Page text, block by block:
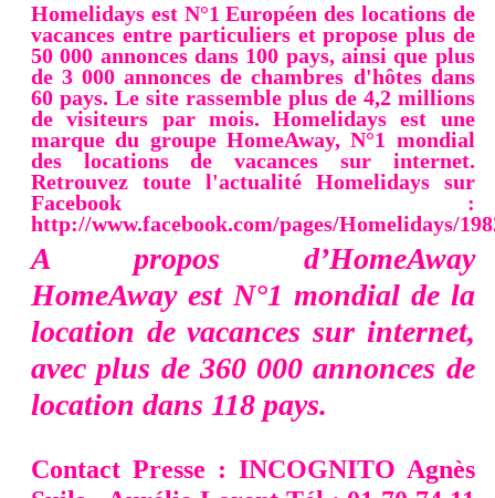
Homelidays est N°1 Européen des locations de
vacances entre particuliers et propose plus de
50 000 annonces dans 100 pays, ainsi que plus
de 3 000 annonces de chambres d'hôtes dans
60 pays. Le site rassemble plus de 4,2 millions
de visiteurs par mois. Homelidays est une
marque du groupe HomeAway, N°1 mondial
des locations de vacances sur internet.
Retrouvez toute l'actualité Homelidays sur
Facebook :
http://www.facebook.com/pages/Homelidays/
A propos d’HomeAway
HomeAwayest N°1 mondial de la
location de vacances sur internet,
avec plus de 360 000 annonces de
location dans 118 pays.
Contact Presse : INCOGNITO Agnès